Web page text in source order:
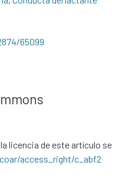
65099
licencia de este artículo se
access_right/c_abf2